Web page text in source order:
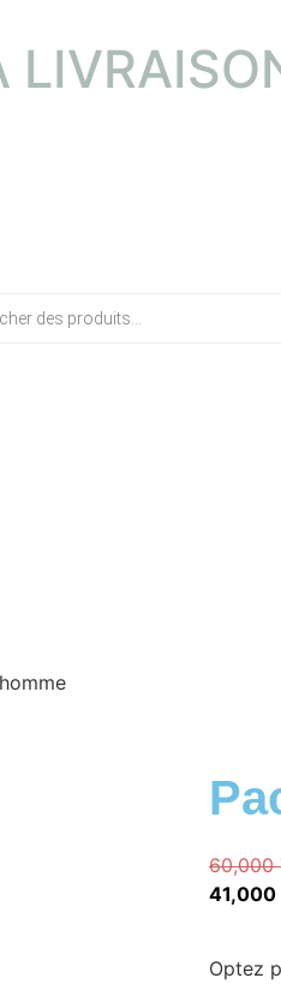
60,000
41,000
Optez